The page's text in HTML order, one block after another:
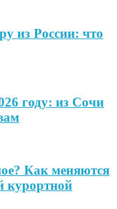
из России: что
году: из Сочи
Как меняются
курортной